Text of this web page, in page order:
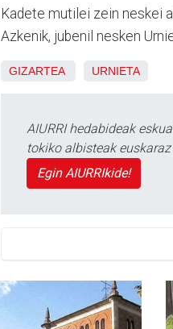
Kadete mutilei zein neskei
Azkenik, jubenil nesken
GIZARTEA URNIETA
AIURRI hedabideak
tokiko albisteak
Egin AIURRIkide!